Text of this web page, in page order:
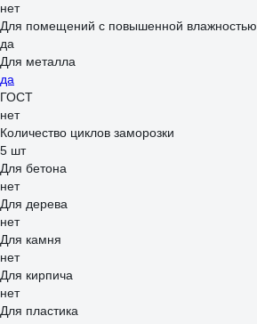
нет
Для помещений с повышенной влажностью
да
Для металла
да
ГОСТ
нет
Количество циклов заморозки
5 шт
Для бетона
нет
Для дерева
нет
Для камня
нет
Для кирпича
нет
Для пластика